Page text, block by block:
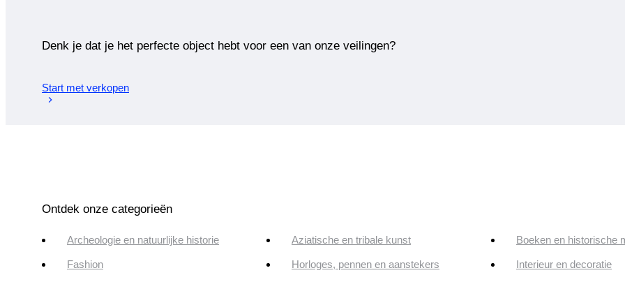
Denk je dat je het perfecte object hebt voor een van onze veilingen?
Start met verkopen
Ontdek onze categorieën
Archeologie en natuurlijke historie Aziatische en tribale kunst Boeken en historische
Fashion Horloges, pennen en aanstekers Interieur en decoratie